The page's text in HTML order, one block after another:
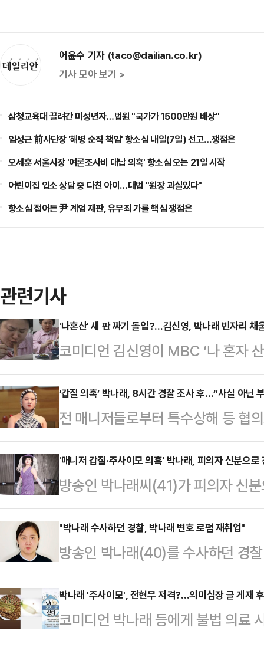
어윤수 기자 (taco@dailian.co.kr)
기사 모아 보기 >
삼청교육대 끌려간 미성년자…법원 "국가가 1500만원 배상"
임성근 前사단장 '해병 순직 책임' 항소심 내일(7일) 선고…쟁점은
오세훈 서울시장 '여론조사비 대납 의혹' 항소심 오는 21일 시작
어린이집 입소 상담 중 다친 아이…대법 "원장 과실있다"
항소심 접어든 尹 계엄 재판, 유무죄 가를 핵심 쟁점은
관련기사
'나혼산' 새 판 짜기 돌입?…김신영, 박나래 빈자리 채
코미디언 김신영이 MBC ‘나 혼자
화제를 모으면서 고정 합류 가능성
는 일간스포츠에 “김신영이 조만간
송 일자는 미정”이라고 밝혔다.김
14년 차 일상을 공개하며 꾸밈없는
라이트 영상은 공개 7일 만에 조회
로 해당 방송 시청률은 전국 가구
…
‘갑질 의혹’ 박나래, 8시간 경찰 조사 후…“사실 아닌
전 매니저들로부터 특수상해 등 협
조사가 약 8시간 만에 끝났다.서울
10시 40분까지 박나래를 피의자
실관계를 확인했다. 박나래는 앞서
다.조사를 마치고 경찰서를 나온 박
임했고, 사실대로 질문에 답했다.
송하다”며 고개를 숙였다.매니저
서는 구체적인 언급을 …
'매니저 갑질·주사이모 의혹' 박나래, 피의자 신분으로
방송인 박나래씨(41)가 피의자 신
됐다.20일 경찰 등에 따르면, 박씨
자 신분으로 출석해 조사를 받고 있
석할 예정이었다. 건강 악화와 안전
에 이날 조사가 이뤄지고 있다.박씨
건은 총 7건이다.박씨는 특수상해,
명예훼손 등의 혐의를 받고 있다.
로부터…
"박나래 수사하던 경찰, 박나래 변호 로펌 재취업"
방송인 박나래(40)를 수사하던 경
이 소속된 대형 로펌으로 재취업해
면 지난해 12월부터 서울 강남경찰
이달 초 대형 로펌에 합류했다.강남
혐의로 고발된 박나래 관련 사건을
박나래 '주사이모', 전현무 저격?…의미심장 글 게재
코미디언 박나래 등에게 불법 의료
은 일명 '주사이모' A씨가 전현무